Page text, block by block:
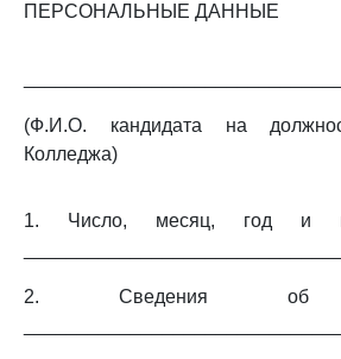
ПЕРСОНАЛЬНЫЕ ДАННЫЕ
(Ф.И.О. кандидата на
Колледжа)
1. Число, месяц, год и
2. Сведения об